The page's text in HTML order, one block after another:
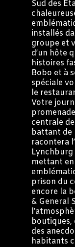
Sud des
installés
groupe et
d’un hôte
histoires
Bobo et à
spéciale
le
Votre
centrale
battant de
racontera
Lynchburg
mettant
prison du
encore la
& General
boutiques,
des
habitants